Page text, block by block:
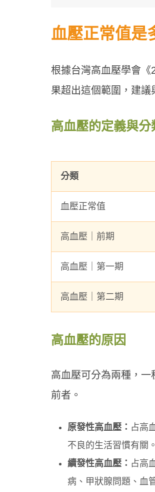
血壓正常值是
根據台灣高血壓學會
果超出這個範圍，建議
高血壓的定義與分
分類
血壓正常值
高血壓｜前期
高血壓｜第一期
高血壓｜第二期
高血壓的原因
高血壓可分為兩種，
前者。
原發性高血壓： 占高
不良的生活習慣有關。
續發性高血壓： 占高
病、甲狀腺問題、血